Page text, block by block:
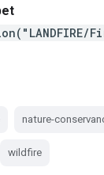
nature-
wildfire